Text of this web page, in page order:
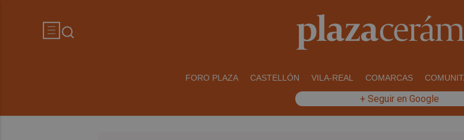
FORO PLAZA CASTELLÓN VILA-REAL COMARCAS
+ Seguir en Google